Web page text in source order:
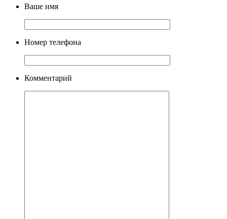
Ваше имя
Номер телефона
Комментарий